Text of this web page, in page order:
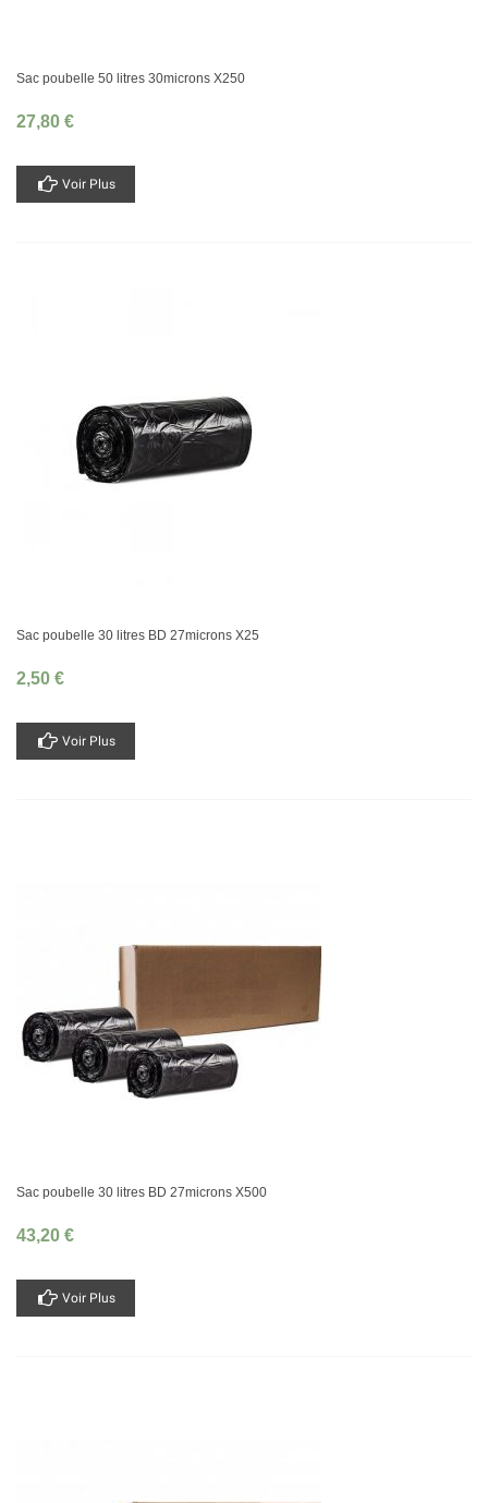
Sac poubelle 50 litres 30microns X250
27,80 €
Voir Plus
Sac poubelle 30 litres BD 27microns X25
2,50 €
Voir Plus
Sac poubelle 30 litres BD 27microns X500
43,20 €
Voir Plus